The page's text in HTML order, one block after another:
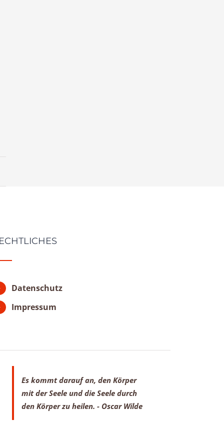
Datenschutz
Impressum
Es kommt darauf an, den Körper
mit der Seele und die Seele durch
den Körper zu heilen. - Oscar Wilde